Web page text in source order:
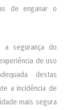
de enganar o
a segurança do
de uso
destas
a incidência de
mais segura